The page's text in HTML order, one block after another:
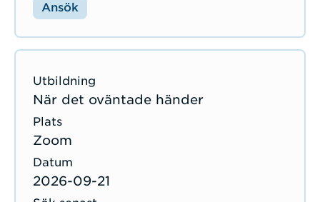
Ansök
När det oväntade händer
Zoom
2026-09-21